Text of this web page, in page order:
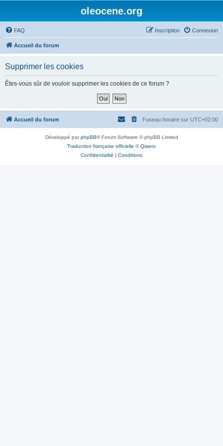
oleocene.org
FAQ Connexion
Inscription
Accueil du forum
Supprimer les cookies
Êtes-vous sûr de vouloir supprimer les cookies de ce forum ?
Accueil du forum Fuseau horaire sur UTC+02:00
Développé parphpBB® Forum Software © phpBB Limited
Traduction française officielle ©Qiaeru
Confidentialité | Conditions